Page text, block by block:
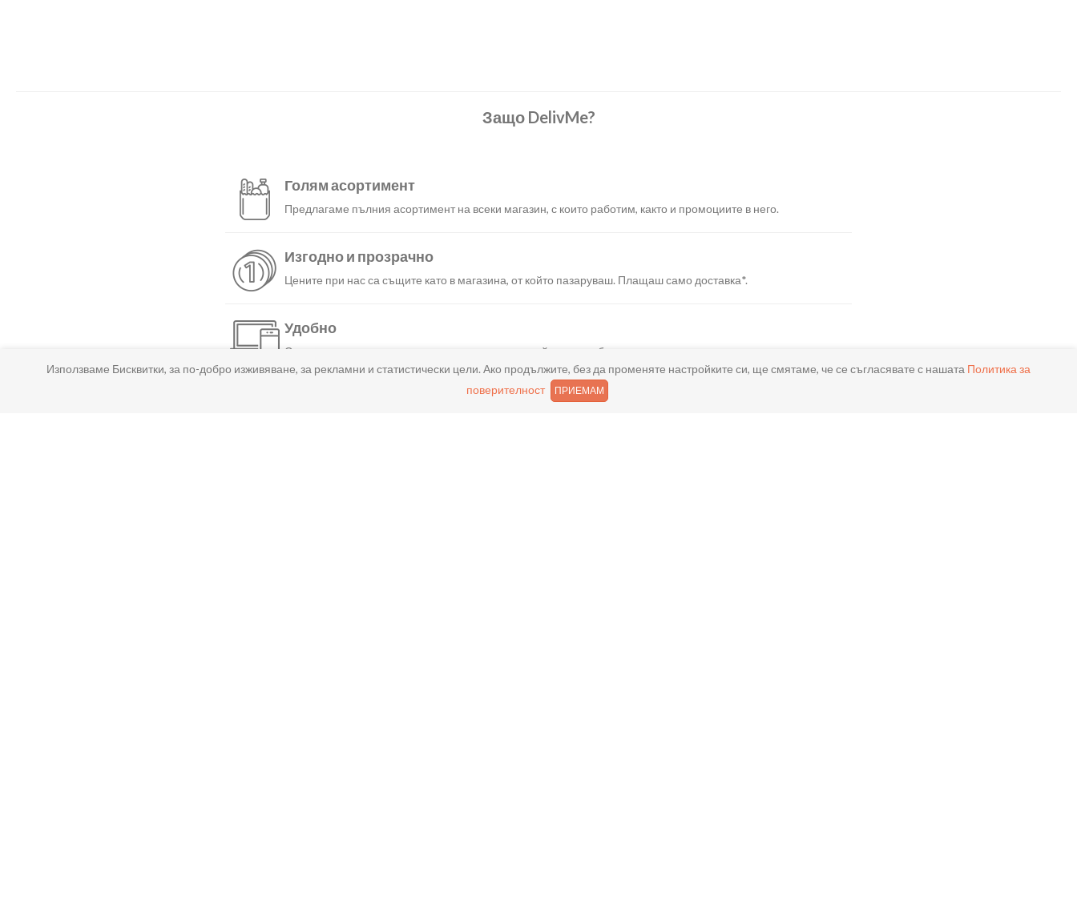
Защо DelivMe?
Голям асортимент
Предлагаме пълния асортимент на всеки магазин, с които работим, както и промоциите в него.
Изгодно и прозрачно
Цените при нас са същите като в магазина, от който пазаруваш. Плащаш само доставка*.
Удобно
С няколко натискания създаваш поръчка, през сайта или мобилните ни приложения.
Използваме Бисквитки, за по-добро изживяване, за рекламни и статистически цели. Ако продължите, без да променяте настройките си, ще смятаме, че се съгласявате с нашата Политика за
поверителност
ПРИЕМАМ